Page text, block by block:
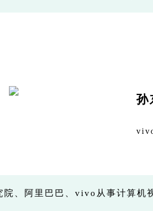
孙
院、阿里巴巴、vivo从事计算机